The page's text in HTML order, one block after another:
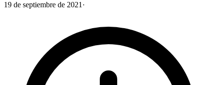
19 de septiembre de 2021 ·